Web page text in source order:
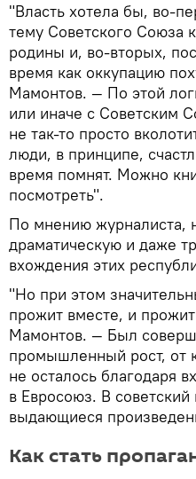
"Власть хотела бы, во-
тему Советского Союза
родины и, во-вторых,
время как оккупацию
Мамонтов. — По этой
или иначе с Советским
не так-то просто
люди, в принципе,
время помнят. Можно
посмотреть".
По мнению журналиста,
драматическую и даже
вхождения этих
"Но при этом
прожит вместе, и
Мамонтов. — Был
промышленный рост, от
не осталось благодаря
в Евросоюз. В
выдающиеся
Как стать